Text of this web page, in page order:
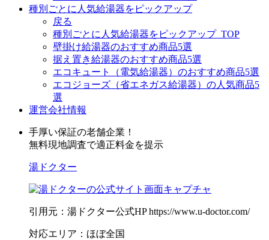
種別ごとに人気給湯器をピックアップ
戻る
種別ごとに人気給湯器をピックアップ_TOP
壁掛け給湯器のおすすめ商品5選
据え置き給湯器のおすすめ商品5選
エコキュート（電気給湯器）のおすすめ商品5選
エコジョーズ（省エネガス給湯器）の人気商品5
選
運営会社情報
手厚い保証の老舗企業！
無料現地調査で適正料金を提示
湯ドクター
引用元：湯ドクター公式HP https://www.u-doctor.com/
対応エリア：ほぼ全国